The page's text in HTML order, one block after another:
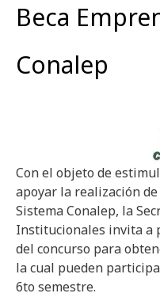
Beca
Conalep
Con el objeto de
apoyar la realización
Sistema Conalep, la
Institucionales invita a
del concurso para
la cual pueden
6to semestre.